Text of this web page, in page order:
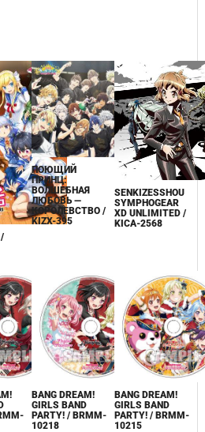
ПОЮЩИЙ
ПРИНЦ:
ВОЛШЕБНАЯ
ЛЮБОВЬ —
КОРОЛЕВСТВО /
KIZX-395
SENKIZESSHOU
SYMPHOGEAR
XD UNLIMITED /
KICA-2568
BANG DREAM!
GIRLS BAND
PARTY! / BRMM-
10218
BANG DREAM!
GIRLS BAND
PARTY! / BRMM-
10215